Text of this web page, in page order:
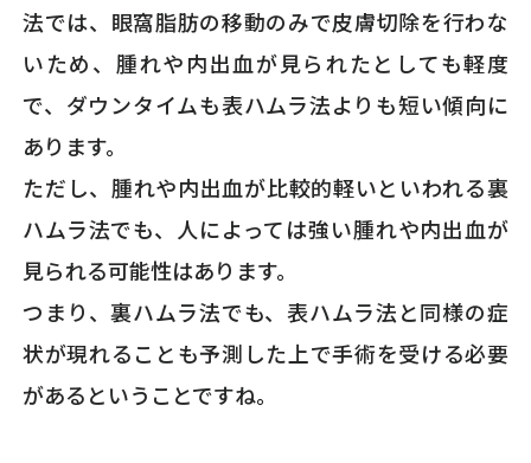
法では、眼窩脂肪の移動のみで皮膚切除を行わな
いため、腫れや内出血が見られたとしても軽度
で、ダウンタイムも表ハムラ法よりも短い傾向に
あります。
ただし、腫れや内出血が比較的軽いといわれる裏
ハムラ法でも、人によっては強い腫れや内出血が
見られる可能性はあります。
つまり、裏ハムラ法でも、表ハムラ法と同様の症
状が現れることも予測した上で手術を受ける必要
があるということですね。